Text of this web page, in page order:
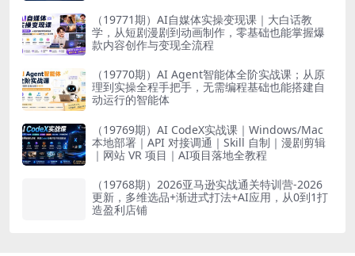
（19771期）AI自媒体实操变现课｜大白话教
学，从短剧漫剧到动画制作，零基础也能掌握爆
款内容创作与变现全流程
（19770期）AI Agent智能体全阶实战课；从原
理到实操全程手把手，无需编程基础也能搭建自
动运行的智能体
（19769期）AI CodeX实战课｜Windows/Mac
本地部署｜API 对接调通｜Skill 自制｜漫剧剪辑
｜网站 VR 项目｜AI项目落地全教程
（19768期）2026亚马逊实战通关特训营-2026
更新，多维选品+渐进式打法+AI应用，从0到1打
造盈利店铺